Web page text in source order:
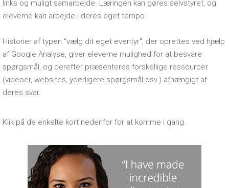
links og muligt samarbejde. Læringen kan gøres selvstyret, og
eleverne kan arbejde i deres eget tempo.
Historier af typen "vælg dit eget eventyr", der oprettes ved hjælp
af Google Analyse, giver eleverne mulighed for at besvare
spørgsmål, og derefter præsenteres forskellige ressourcer
(videoer, websites, yderligere spørgsmål osv.) afhængigt af
deres svar.
Klik på de enkelte kort nedenfor for at komme i gang.